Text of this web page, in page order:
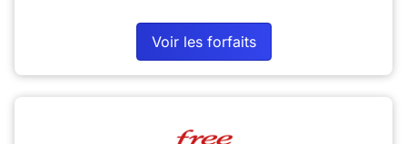
Voir les forfaits